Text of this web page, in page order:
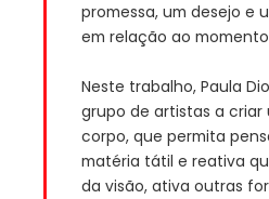
promessa, um desejo e
em relação ao
Neste trabalho, Paula
grupo de artistas a
corpo, que permita
matéria tátil e reativa
da visão, ativa outras